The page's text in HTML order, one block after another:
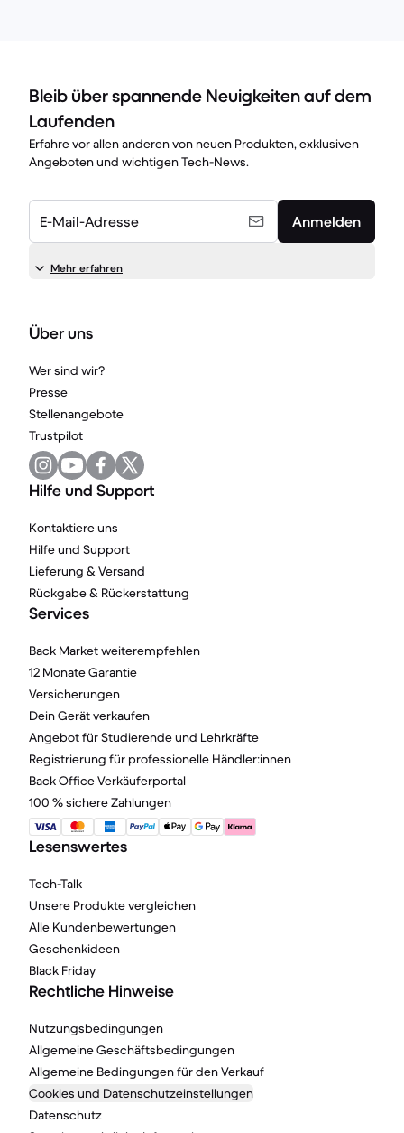
Bleib über spannende Neuigkeiten auf dem
Laufenden
Erfahre vor allen anderen von neuen Produkten, exklusiven
Angeboten und wichtigen Tech-News.
E-Mail-Adresse Anmelden
Mehr erfahren
Über uns
Wer sind wir?
Presse
Stellenangebote
Trustpilot
Hilfe und Support
Kontaktiere uns
Hilfe und Support
Lieferung & Versand
Rückgabe & Rückerstattung
Services
Back Market weiterempfehlen
12 Monate Garantie
Versicherungen
Dein Gerät verkaufen
Angebot für Studierende und Lehrkräfte
Registrierung für professionelle Händler:innen
Back Office Verkäuferportal
100 % sichere Zahlungen
Lesenswertes
Tech-Talk
Unsere Produkte vergleichen
Alle Kundenbewertungen
Geschenkideen
Black Friday
Rechtliche Hinweise
Nutzungsbedingungen
Allgemeine Geschäftsbedingungen
Allgemeine Bedingungen für den Verkauf
Cookies und Datenschutzeinstellungen
Datenschutz